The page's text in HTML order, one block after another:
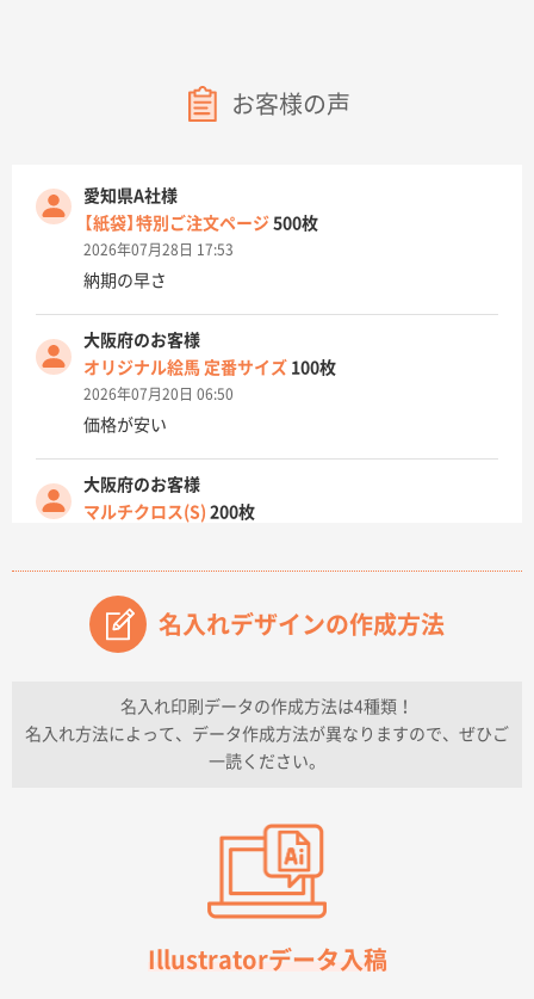
お客様の声
愛知県A社様
【紙袋】特別ご注文ページ 500枚
2026年07月28日 17:53
納期の早さ
大阪府のお客様
オリジナル絵馬 定番サイズ 100枚
2026年07月20日 06:50
価格が安い
大阪府のお客様
マルチクロス(S) 200枚
原稿データ流用が可能で価格が妥当なこと
兵庫県のお客様
チケットホルダー ダブルポケット
上記のとおりです。
柳さんの対応が素晴らしかった。
フレキソレジ袋 Uバッグ 35号
5000枚
2026年06月28日 15:14
名入れデザインの作成方法
名入れ印刷データの作成方法は4種類！
名入れ方法によって、データ作成方法が異なりますので、ぜひご
一読ください。
Illustratorデータ入稿